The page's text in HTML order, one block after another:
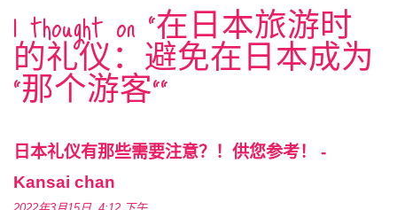
1 thought on “在日本旅游时
的礼仪：避免在日本成为
“那个游客””
日本礼仪有那些需要注意？！供您参考！ -
Kansai chan